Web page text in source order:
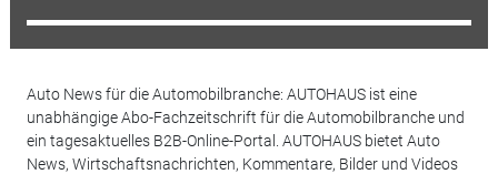
Auto News für die Automobilbranche: AUTOHAUS ist eine
unabhängige Abo-Fachzeitschrift für die Automobilbranche und
ein tagesaktuelles B2B-Online-Portal. AUTOHAUS bietet Auto
News, Wirtschaftsnachrichten, Kommentare, Bilder und Videos